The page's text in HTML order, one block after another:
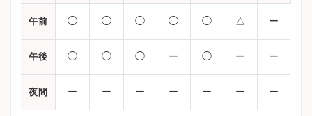
午前 ◯ ◯ ◯ ◯ ◯ △ ー
午後 ◯ ◯ ◯ ー ◯ ー ー
夜間 ー ー ー ー ー ー ー